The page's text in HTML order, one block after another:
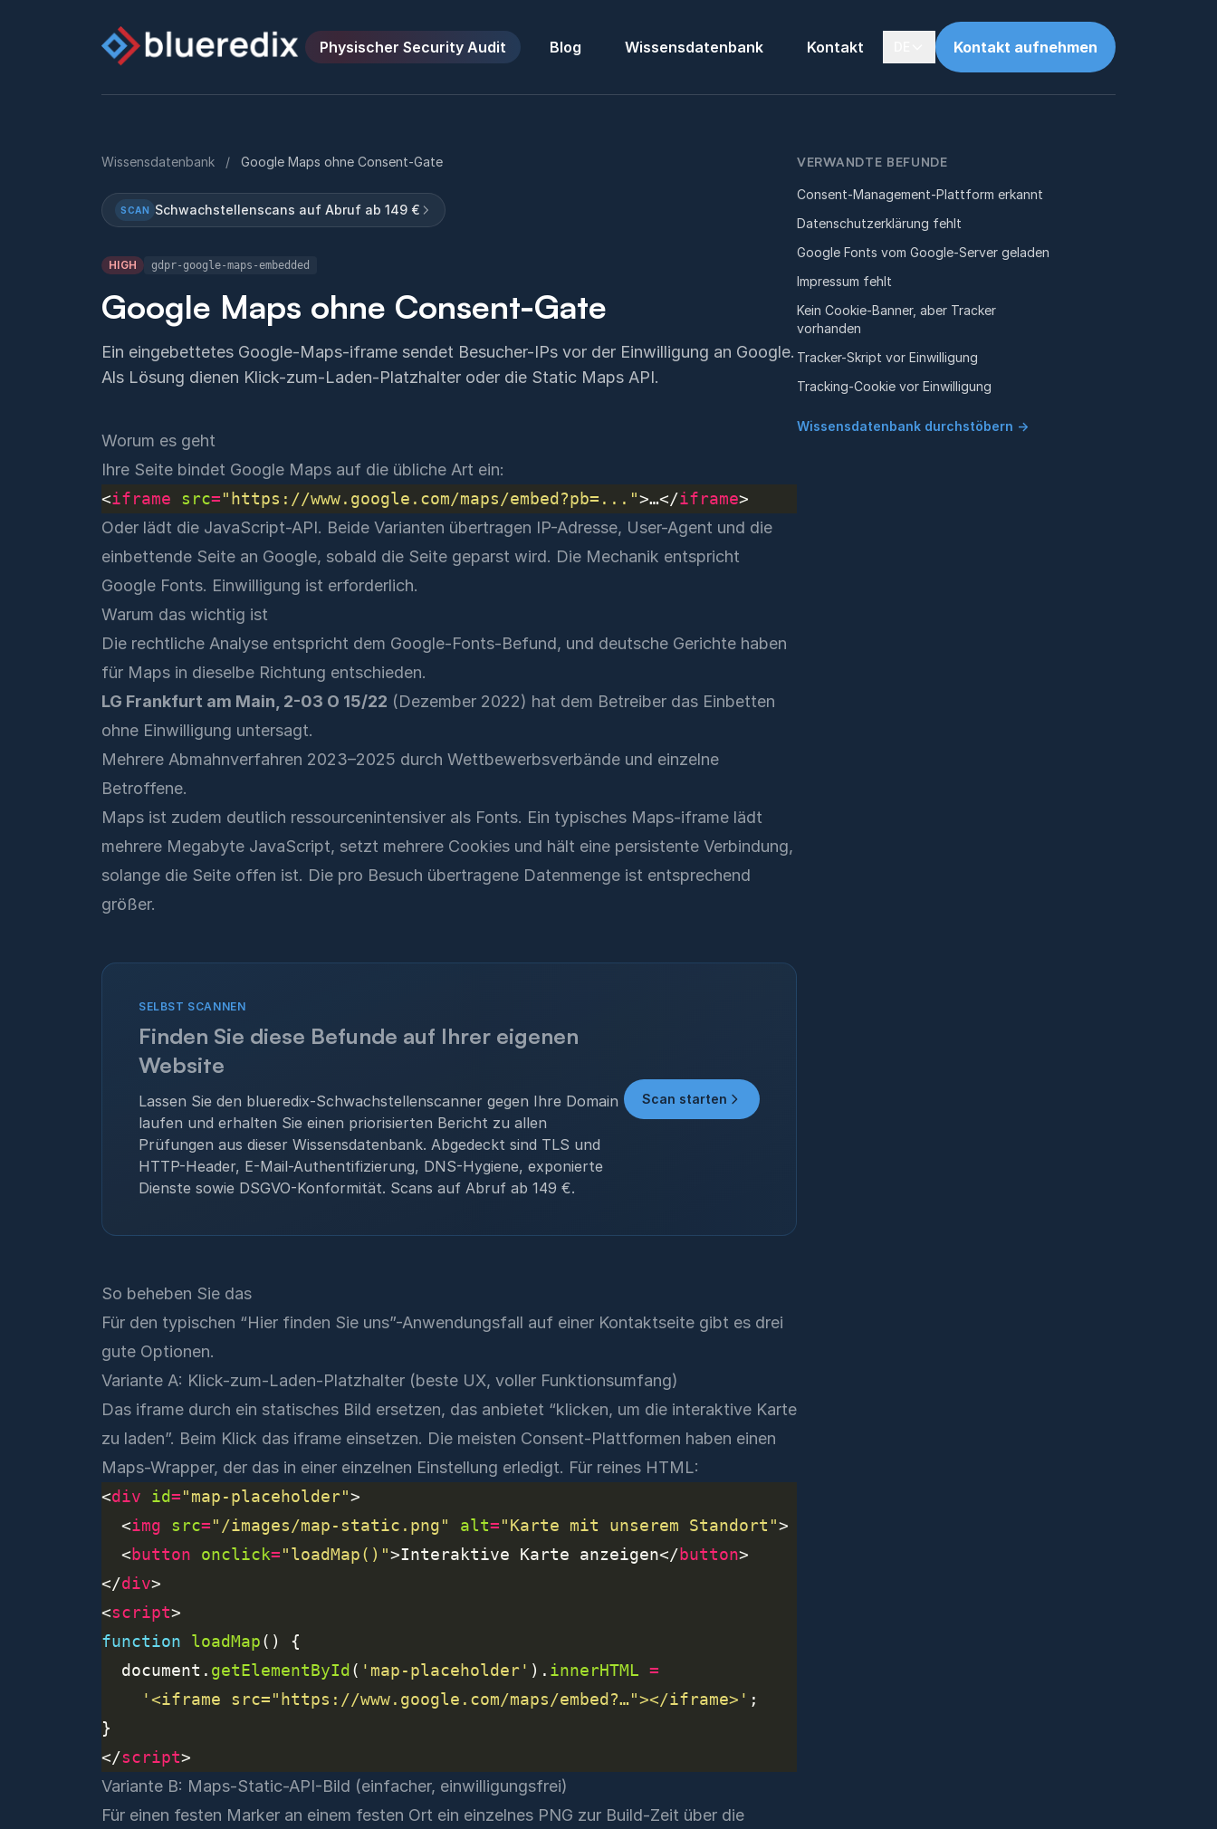
Physischer Security Audit Blog Wissensdatenbank Kontakt Kontakt aufnehmen
Wissensdatenbank / Google Maps ohne Consent-Gate
SCAN Schwachstellenscans auf Abruf ab 149 €
HIGH gdpr-google-maps-embedded
Google Maps ohne Consent-Gate
Ein eingebettetes Google-Maps-iframe sendet Besucher-IPs vor der Einwilligung an Google.
Als Lösung dienen Klick-zum-Laden-Platzhalter oder die Static Maps API.
Worum es geht
Ihre Seite bindet Google Maps auf die übliche Art ein:
<iframe src="https://www.google.com/maps/embed?pb=...">…</iframe
Oder lädt die JavaScript-API. Beide Varianten übertragen IP-Adresse, User-Agent und die
einbettende Seite an Google, sobald die Seite geparst wird. Die Mechanik entspricht
Google Fonts. Einwilligung ist erforderlich.
Warum das wichtig ist
Die rechtliche Analyse entspricht dem Google-Fonts-Befund, und deutsche Gerichte haben
für Maps in dieselbe Richtung entschieden.
LG Frankfurt am Main, 2-03 O 15/22 (Dezember 2022) hat dem Betreiber das Einbetten
ohne Einwilligung untersagt.
Mehrere Abmahnverfahren 2023–2025 durch Wettbewerbsverbände und einzelne
Betroffene.
Maps ist zudem deutlich ressourcenintensiver als Fonts. Ein typisches Maps-iframe lädt
mehrere Megabyte JavaScript, setzt mehrere Cookies und hält eine persistente Verbindung,
solange die Seite offen ist. Die pro Besuch übertragene Datenmenge ist entsprechend
größer.
SELBST SCANNEN
Finden Sie diese Befunde auf Ihrer eigenen
Website
Lassen Sie den blueredix-Schwachstellenscanner gegen Ihre Domain
laufen und erhalten Sie einen priorisierten Bericht zu allen
Prüfungen aus dieser Wissensdatenbank. Abgedeckt sind TLS und
HTTP-Header, E-Mail-Authentifizierung, DNS-Hygiene, exponierte
Dienste sowie DSGVO-Konformität. Scans auf Abruf ab 149 €.
Scan starten
So beheben Sie das
Für den typischen “Hier finden Sie uns”-Anwendungsfall auf einer Kontaktseite gibt es drei
gute Optionen.
Variante A: Klick-zum-Laden-Platzhalter (beste UX, voller Funktionsumfang)
Das iframe durch ein statisches Bild ersetzen, das anbietet “klicken, um die interaktive Karte
zu laden”. Beim Klick das iframe einsetzen. Die meisten Consent-Plattformen haben einen
Maps-Wrapper, der das in einer einzelnen Einstellung erledigt. Für reines HTML:
<div id="map-placeholder"
  <
img src="/images/map-static.png" alt="Karte mit unserem Standort"
  <
button onclick="loadMap()">Interaktive Karte anzeigen</button
</div
<script
function
loadMap
  document.
getElementById ( 'map-placeholder' ). innerHTML =
'<iframe src="https://www.google.com/maps/embed?…"></iframe>'
</script
Variante B: Maps-Static-API-Bild (einfacher, einwilligungsfrei)
Für einen festen Marker an einem festen Ort ein einzelnes PNG zur Build-Zeit über die
VERWANDTE BEFUNDE
Consent-Management-Plattform erkannt
Datenschutzerklärung fehlt
Google Fonts vom Google-Server geladen
Impressum fehlt
Kein Cookie-Banner, aber Tracker
vorhanden
Tracker-Skript vor Einwilligung
Tracking-Cookie vor Einwilligung
Wissensdatenbank durchstöbern →